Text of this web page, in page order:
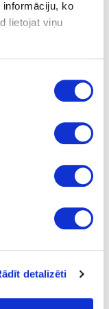
informāciju, ko
lietojat viņu
detalizēti